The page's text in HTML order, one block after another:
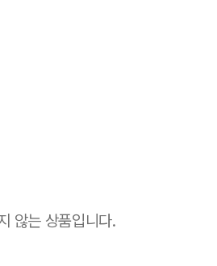
않는 상품입니다.